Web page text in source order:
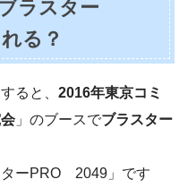
ラスター
る？
ると、 2016年東京コミ
」のブースでブラスター
ターPRO 2049」です